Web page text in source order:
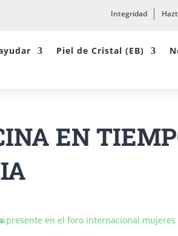
Integridad
Piel de Cristal (EB)
EN